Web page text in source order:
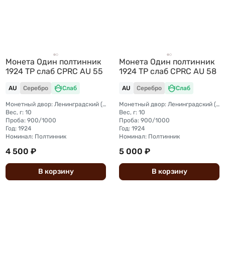
Монета Один полтинник
1924 ТР слаб CPRC AU 55
AU Серебро Слаб
Монетный двор: Ленинградский (ЛМД)
Вес, г: 10
Проба: 900/1000
Год: 1924
Номинал: Полтинник
4 500 ₽
В корзину
Монета Один полтинник
1924 ТР слаб CPRC AU 58
AU Серебро Слаб
Монетный двор: Ленинградский (ЛМД)
Вес, г: 10
Проба: 900/1000
Год: 1924
Номинал: Полтинник
5 000 ₽
В корзину